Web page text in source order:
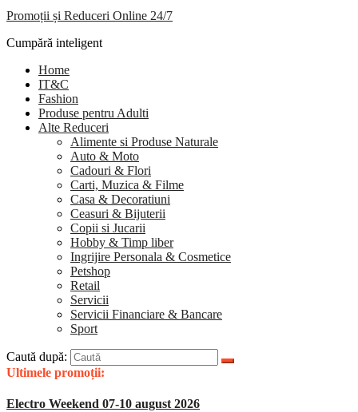
Promoții și Reduceri Online 24/7
Cumpără inteligent
Home
IT&C
Fashion
Produse pentru Adulti
Alte Reduceri
Alimente si Produse Naturale
Auto & Moto
Cadouri & Flori
Carti, Muzica & Filme
Casa & Decoratiuni
Ceasuri & Bijuterii
Copii si Jucarii
Hobby & Timp liber
Ingrijire Personala & Cosmetice
Petshop
Retail
Servicii
Servicii Financiare & Bancare
Sport
Caută după:
Ultimele promoții:
Electro Weekend 07-10 august 2026